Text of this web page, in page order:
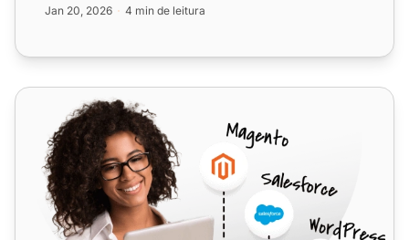
Jan 20, 2026 4 min de leitura
Telegram